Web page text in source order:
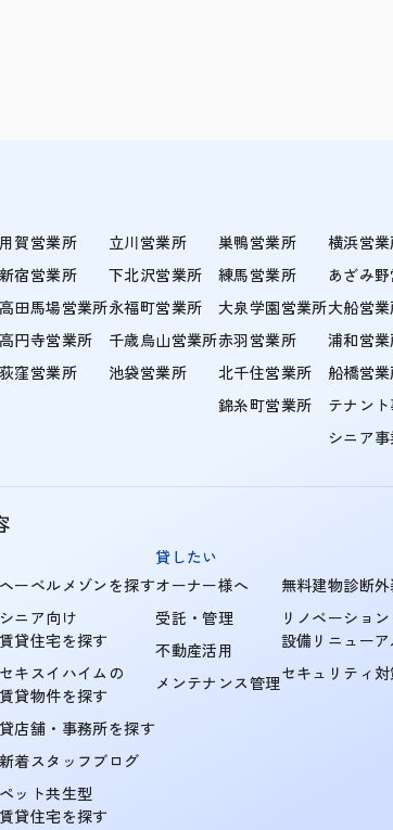
用賀営業所
新宿営業所
高田馬場営業所
円寺営業所
荻窪営業所
立川営業所
下北沢営業所
永福町営業所
千歳烏山営業所
池袋営業所
巣鴨営業所
練馬営業所
大泉学園営業所
赤羽営業所
北千住営業所
錦糸町営業所
横浜営
あざみ
大船営
浦和営
船橋営
テナン
シニア
ーベルメゾンを探す
シニア向け
賃貸住宅を探す
セキスイハイムの
賃貸物件を探す
貸店舗・事務所を探す
新着スタッフブログ
ペット共生型
賃貸住宅を探す
貸したい
オーナー様へ
受託・管理
不動産活用
メンテナンス管理
無料建物診断
リノベーション
設備リニュー
セキュリティ